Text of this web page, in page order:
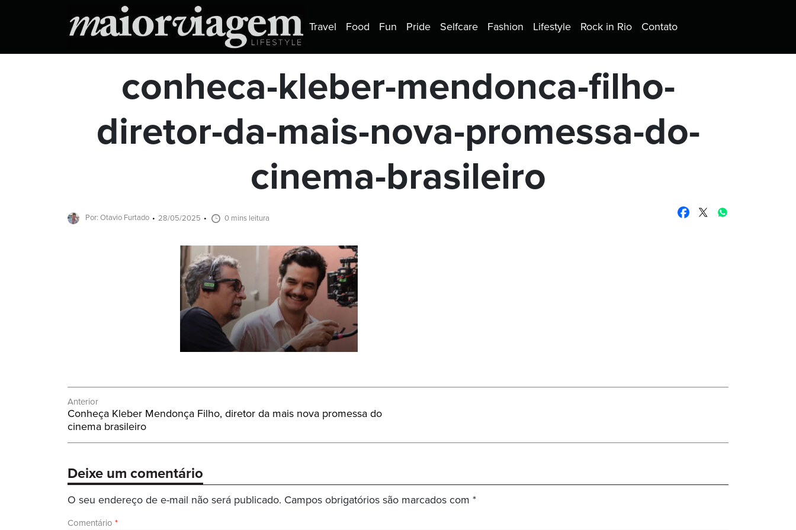
Travel Food Fun Pride Selfcare Fashion Lifestyle Rock in Rio Contato
conheca-kleber-mendonca-filho-
diretor-da-mais-nova-promessa-do-
cinema-brasileiro
Por: Otavio Furtado 28/05/2025 0 mins leitura
Navegação
de
Post
Anterior
Post
Anterior:
Conheça Kleber Mendonça Filho, diretor da mais nova promessa do
cinema brasileiro
Deixe um comentário
O seu endereço de e-mail não será publicado. Campos obrigatórios são marcados com *
Comentário *